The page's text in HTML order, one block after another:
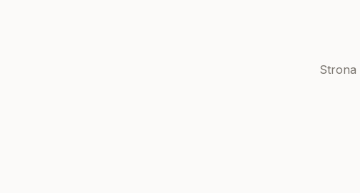
Strona